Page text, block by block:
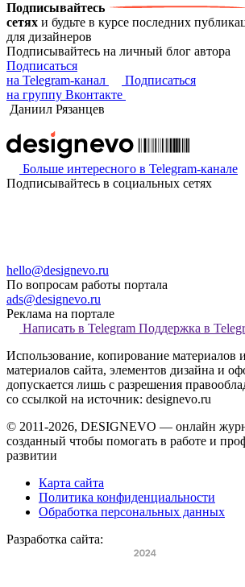
Подписывайтесь
сетях и будьте в курсе последних
для дизайнеров
Подписывайтесь на личный блог автора
Подписаться
на Telegram-канал
Подписаться
на группу Вконтакте
Даниил Рязанцев
Больше интересного в Telegram‑канале
Подписывайтесь в социальных сетях
hello@designevo.ru
По вопросам работы портала
ads@designevo.ru
Реклама на портале
Написать в Telegram Поддержка в
Использование, копирование материалов
материалов сайта, элементов дизайна и
допускается лишь с разрешения
со ссылкой на источник: designevo.ru
© 2011-2026, DESIGNEVO — онлайн
созданный чтобы помогать в работе и
развитии
Карта сайта
Политика конфиденциальности
Обработка персональных данных
Разработка сайта: